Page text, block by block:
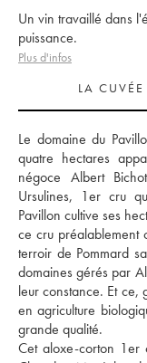
Un vin travaillé dans
puissance.
Plus d'infos
LA CUVÉE
Le domaine du
quatre hectares
négoce Albert
Ursulines, 1er cru
Pavillon cultive ses
ce cru préalablement
terroir de Pommard
domaines gérés par
leur constance. Et ce,
en agriculture
grande qualité.
Cet aloxe-corton 1er